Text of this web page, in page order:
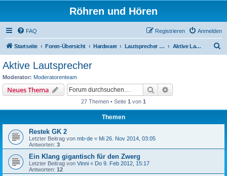
Röhren und Hören
FAQ Anmelden
Registrieren
Startseite Foren-Übersicht Hardware Lautsprecher / Kopfhörer Aktive Lautsprecher
Aktive Lautsprecher
Moderator: Moderatorenteam
Neues Thema Suche
27 Themen • Seite 1 von 1
Themen
Restek GK 2
Letzter Beitrag von mb-de « Mi 26. Nov 2014, 03:05
Antworten: 3
Ein Klang gigantisch für den Zwerg
Letzter Beitrag von Vinni « Do 9. Feb 2012, 15:17
Antworten: 12